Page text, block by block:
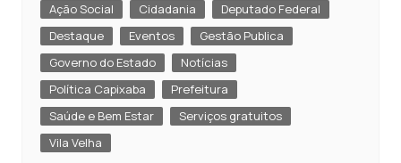
Ação Social Cidadania
Deputado Federal
Destaque
Eventos
Gestão Publica
Governo do Estado
Notícias
Política Capixaba
Prefeitura
Saúde e Bem Estar
Serviços gratuitos
Vila Velha